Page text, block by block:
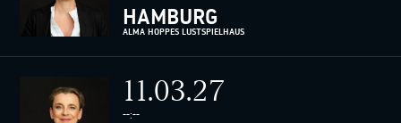
HAMBURG
ALMA HOPPES LUSTSPIELHAUS
11.03.27
--:--